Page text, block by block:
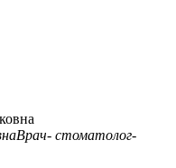
Врач- стоматолог-